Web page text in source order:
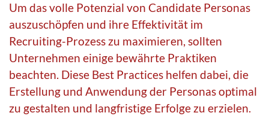
Um das volle Potenzial von Candidate Personas
auszuschöpfen und ihre Effektivität im
Recruiting-Prozess zu maximieren, sollten
Unternehmen einige bewährte Praktiken
beachten. Diese Best Practices helfen dabei, die
Erstellung und Anwendung der Personas optimal
zu gestalten und langfristige Erfolge zu erzielen.